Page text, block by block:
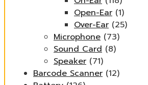
Open-Ear (1)
Over-Ear (25)
Microphone (73)
Sound Card (8)
Speaker (71)
Barcode Scanner (12)